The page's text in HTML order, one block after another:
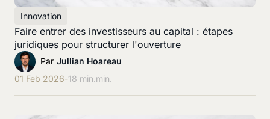
Innovation
Faire entrer des investisseurs au capital : étapes
juridiques pour structurer l'ouverture
Par Jullian Hoareau
01 Feb 2026-18 min.min.